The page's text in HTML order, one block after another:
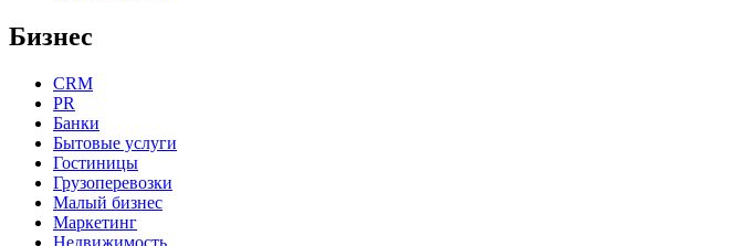
Бизнес
CRM
PR
Банки
Бытовые услуги
Гостиницы
Грузоперевозки
Малый бизнес
Маркетинг
Недвижимость